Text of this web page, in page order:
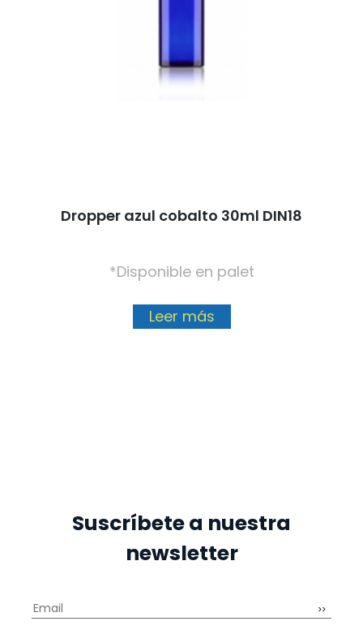
Dropper azul cobalto 30ml DIN18
*Disponible en palet
Leer más
Suscríbete a nuestra
newsletter